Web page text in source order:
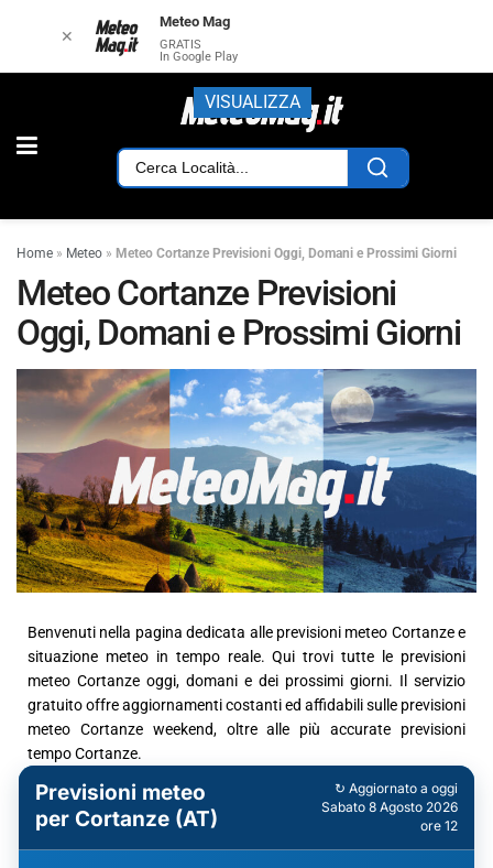
Home » Meteo » Meteo Cortanze Previsioni Oggi, Domani e Prossimi Giorni
Meteo Cortanze Previsioni
Oggi, Domani e Prossimi Giorni
Benvenuti nella pagina dedicata alle previsioni meteo Cortanze e
situazione meteo in tempo reale. Qui trovi tutte le previsioni
meteo Cortanze oggi, domani e dei prossimi giorni. Il servizio
gratuito offre aggiornamenti costanti ed affidabili sulle previsioni
meteo Cortanze weekend, oltre alle più accurate previsioni
tempo Cortanze.
Previsioni meteo
per Cortanze (AT)
↻ Aggiornato a oggi
Sabato 8 Agosto 2026
ore 12
✕
Meteo Mag
GRATIS
In Google Play
VISUALIZZA